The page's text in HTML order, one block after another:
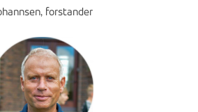
forstander